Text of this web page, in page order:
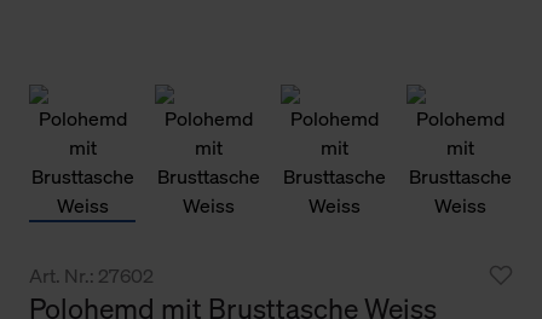
Art. Nr.: 27602
Polohemd mit Brusttasche Weiss